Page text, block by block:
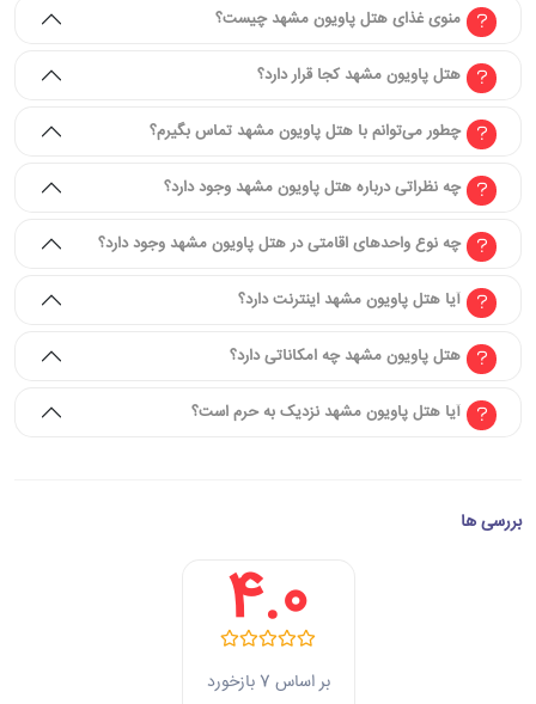
منوی غذای هتل پاویون مشهد چیست؟
هتل پاویون مشهد کجا قرار دارد؟
چطور می‌توانم با هتل پاویون مشهد تماس بگیرم؟
چه نظراتی درباره هتل پاویون مشهد وجود دارد؟
چه نوع واحدهای اقامتی در هتل پاویون مشهد وجود دارد؟
آیا هتل پاویون مشهد اینترنت دارد؟
هتل پاویون مشهد چه امکاناتی دارد؟
آیا هتل پاویون مشهد نزدیک به حرم است؟
بررسی ها
4.0
بر اساس 7 بازخورد